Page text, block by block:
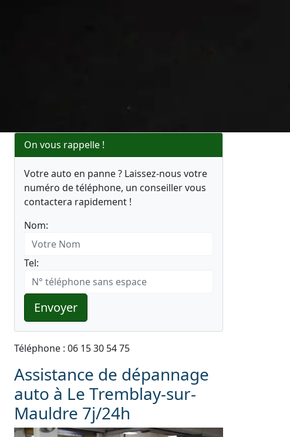
On vous rappelle !
Votre auto en panne ? Laissez-nous votre
numéro de téléphone, un conseiller vous
contactera rapidement !
Nom:
Tel:
Envoyer
Téléphone : 06 15 30 54 75
Assistance de dépannage
auto à Le Tremblay-sur-
Mauldre 7j/24h